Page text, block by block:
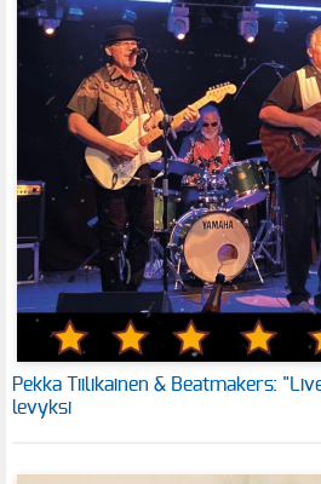
Pekka Tiilikainen & Beatmakers:
levyksi